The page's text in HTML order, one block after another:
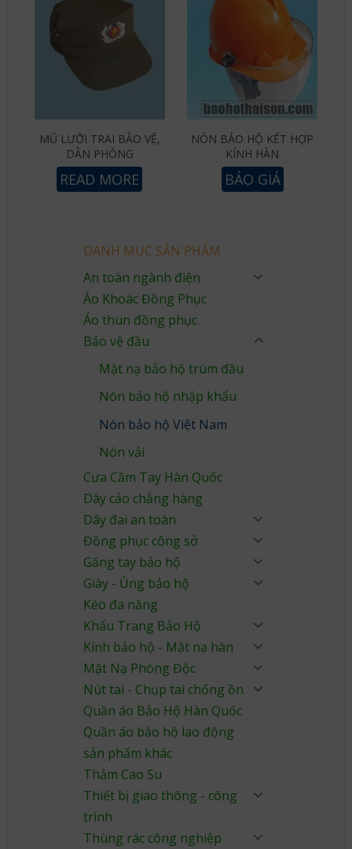
MŨ LƯỠI TRAI BẢO VỆ,
DÂN PHÒNG
READ MORE
NÓN BẢO HỘ KẾT HỢP
KÍNH HÀN
BÁO GIÁ
DANH MỤC SẢN PHẨM
An toàn ngành điện
Áo Khoác Đồng Phục
Áo thun đồng phục
Bảo vệ đầu
Mặt nạ bảo hộ trùm đầu
Nón bảo hộ nhập khẩu
Nón bảo hộ Việt Nam
Nón vải
Cưa Cầm Tay Hàn Quốc
Dây cảo chằng hàng
Dây đai an toàn
Đồng phục công sở
Găng tay bảo hộ
Giày - Ủng bảo hộ
Kéo đa năng
Khẩu Trang Bảo Hộ
Kính bảo hộ - Mặt nạ hàn
Mặt Nạ Phòng Độc
Nút tai - Chụp tai chống ồn
Quần áo Bảo Hộ Hàn Quốc
Quần áo bảo hộ lao động
sản phẩm khác
Thảm Cao Su
Thiết bị giao thông - công
trình
Thùng rác công nghiệp